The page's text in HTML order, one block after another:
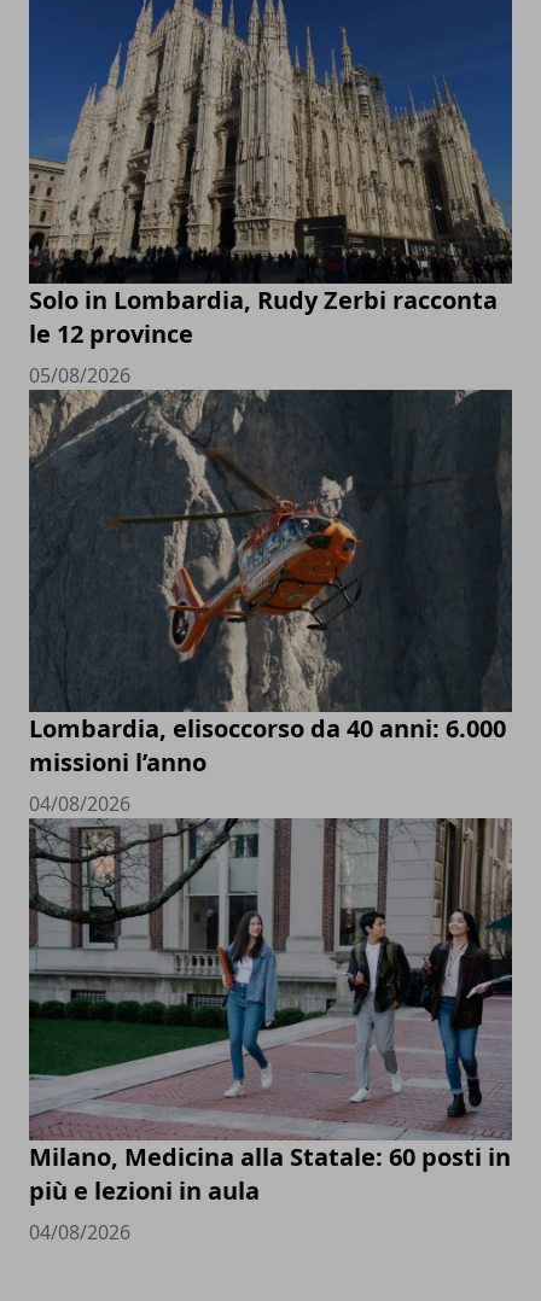
Solo in Lombardia, Rudy Zerbi racconta
le 12 province
05/08/2026
Lombardia, elisoccorso da 40 anni: 6.000
missioni l’anno
04/08/2026
Milano, Medicina alla Statale: 60 posti in
più e lezioni in aula
04/08/2026